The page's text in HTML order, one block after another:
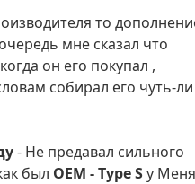
то
мне сказал что
он его покупал ,
собирал его чуть-ли
- Не предавал сильного
был OEM - Type Sу Меня